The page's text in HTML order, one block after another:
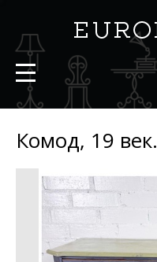
Комод, 19 век.